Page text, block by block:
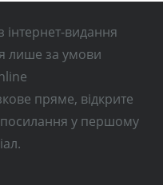
інтернет-видання
лише за умови
пряме, відкрите
у першому